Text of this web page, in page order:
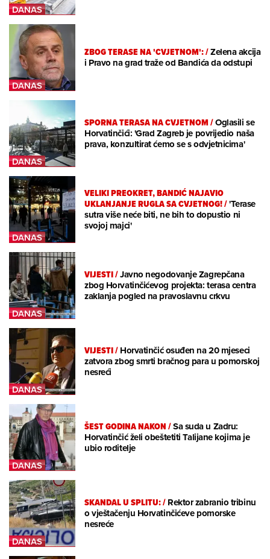
ZBOG TERASE NA 'CVJETNOM':/Zelena akcija
i Pravo na grad traže od Bandića da odstupi
SPORNA TERASA NA CVJETNOM/Oglasili se
Horvatinčići: 'Grad Zagreb je povrijedio naša
prava, konzultirat ćemo se s odvjetnicima'
VELIKI PREOKRET, BANDIĆ NAJAVIO
UKLANJANJE RUGLA SA CVJETNOG!/'Terase
sutra više neće biti, ne bih to dopustio ni
svojoj majci'
VIJESTI/Javno negodovanje Zagrepčana
zbog Horvatinčićevog projekta: terasa centra
zaklanja pogled na pravoslavnu crkvu
VIJESTI/Horvatinčić osuđen na 20 mjeseci
zatvora zbog smrti bračnog para u pomorskoj
nesreći
ŠEST GODINA NAKON/Sa suda u Zadru:
Horvatinčić želi obeštetiti Talijane kojima je
ubio roditelje
SKANDAL U SPLITU:/Rektor zabranio tribinu
o vještačenju Horvatinčićeve pomorske
nesreće